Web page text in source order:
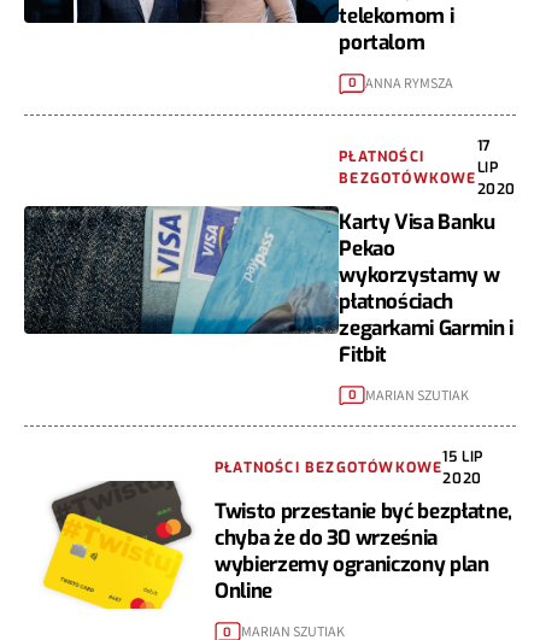
telekomom i
portalom
0 ANNA RYMSZA
PŁATNOŚCI
BEZGOTÓWKOWE
17
LIP
2020
Karty Visa Banku
Pekao
wykorzystamy w
płatnościach
zegarkami Garmin i
Fitbit
0 MARIAN SZUTIAK
PŁATNOŚCI BEZGOTÓWKOWE
15 LIP
2020
Twisto przestanie być bezpłatne,
chyba że do 30 września
wybierzemy ograniczony plan
Online
0 MARIAN SZUTIAK